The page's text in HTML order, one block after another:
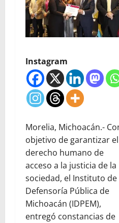
Instagram
Morelia, Michoacán.-
objetivo de garantizar el
derecho humano de
acceso a la justicia de la
sociedad, el Instituto de
Defensoría Pública de
Michoacán (IDPEM),
entregó constancias de